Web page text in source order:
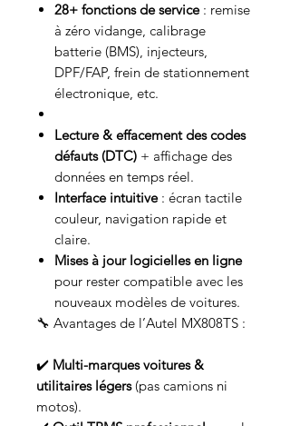
28+ fonctions de service: remise
à zéro vidange, calibrage
batterie (BMS), injecteurs,
DPF/FAP, frein de stationnement
électronique, etc.
Lecture & effacement des codes
défauts (DTC) + affichage des
données en temps réel.
Interface intuitive: écran tactile
couleur, navigation rapide et
claire.
Mises à jour logicielles en ligne
pour rester compatible avec les
nouveaux modèles de voitures.
🔧 Avantages de l’Autel MX808TS :
✔️ Multi-marques voitures &
utilitaires légers(pas camions ni
motos).